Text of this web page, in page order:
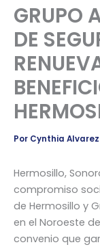
GRUPO
DE
Por Cynthia Alvarez
Hermosillo,
compromiso
de Hermosillo y
en el Noroeste
convenio que